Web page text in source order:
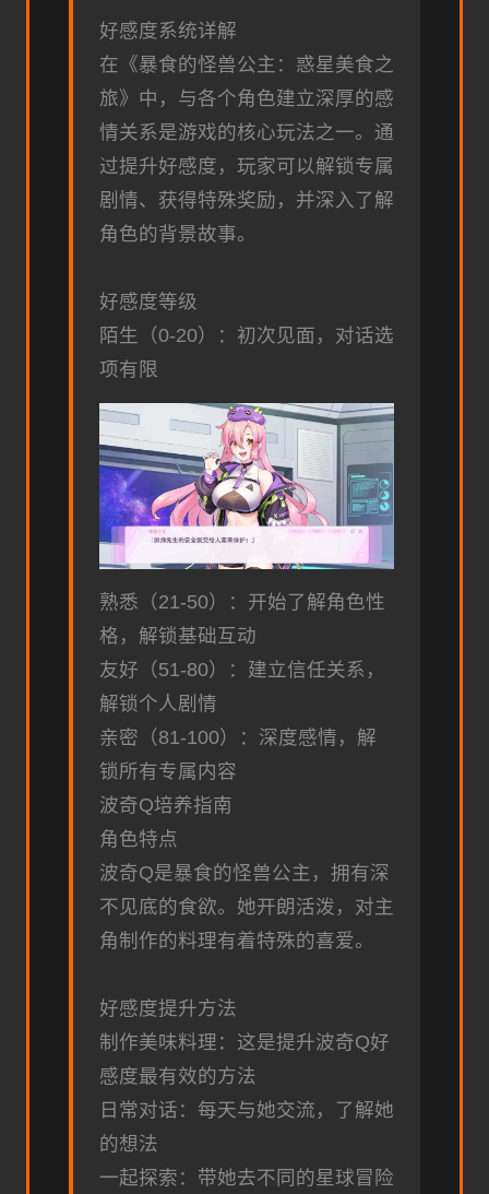
好感度系统详解
在《暴食的怪兽公主：惑星美食之
旅》中，与各个角色建立深厚的感
情关系是游戏的核心玩法之一。通
过提升好感度，玩家可以解锁专属
剧情、获得特殊奖励，并深入了解
角色的背景故事。
好感度等级
陌生（0-20）：初次见面，对话选
项有限
熟悉（21-50）：开始了解角色性
格，解锁基础互动
友好（51-80）：建立信任关系，
解锁个人剧情
亲密（81-100）：深度感情，解
锁所有专属内容
波奇Q培养指南
角色特点
波奇Q是暴食的怪兽公主，拥有深
不见底的食欲。她开朗活泼，对主
角制作的料理有着特殊的喜爱。
好感度提升方法
制作美味料理：这是提升波奇Q好
感度最有效的方法
日常对话：每天与她交流，了解她
的想法
一起探索：带她去不同的星球冒险